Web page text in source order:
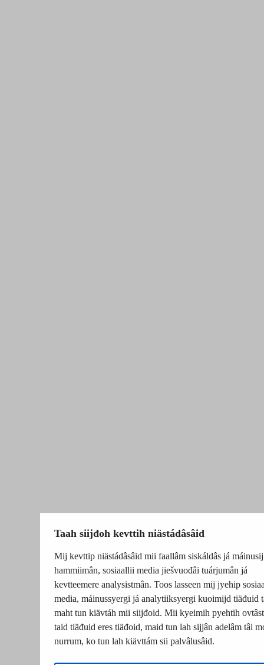
Taah siijđoh kevttih niästádâsâid
Mij kevttip niästádâsâid mii faallâm siskáldâs já máinusij
hammiimân, sosiaallii media jiešvuođâi tuárjumân já
kevtteemere analysistmân. Toos lasseen mij jyehip
media, máinussyergi já analytiiksyergi kuoimijd tiäđuid
maht tun kiävtáh mii siijđoid. Mii kyeimih pyehtih
taid tiäđuid eres tiäđoid, maid tun lah sijjân adelâm tâi
nurrum, ko tun lah kiävttám sii palvâlusâid.